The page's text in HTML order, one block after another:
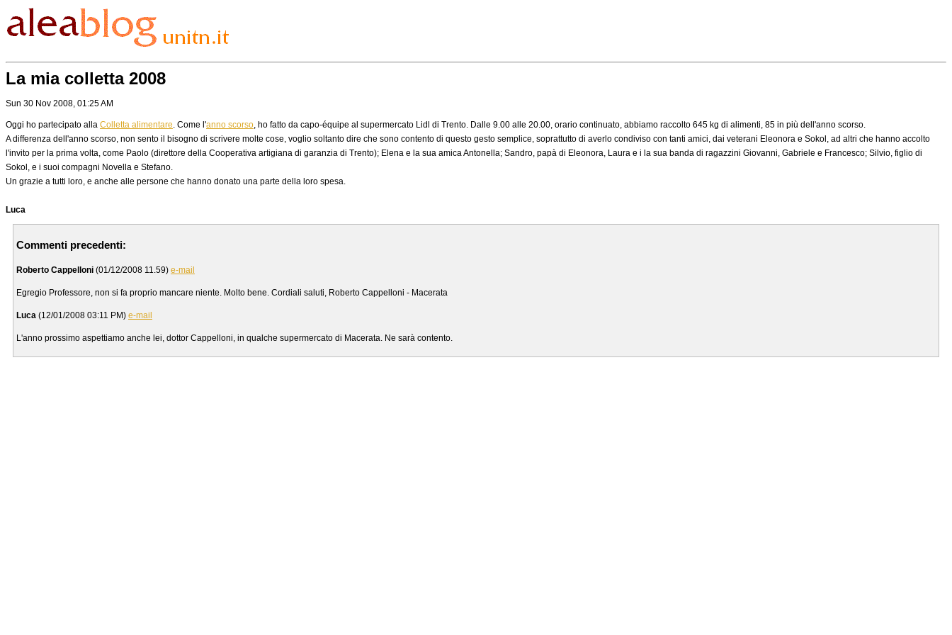
La mia colletta 2008
Sun 30 Nov 2008, 01:25 AM
Oggi ho partecipato alla Colletta alimentare. Come l'anno scorso, ho fatto da capo-équipe al supermercato Lidl di Trento. Dalle 9.00 alle 20.00, orario continuato, abbiamo raccolto 645 kg di alimenti, 85 in più dell'anno scorso.
A differenza dell'anno scorso, non sento il bisogno di scrivere molte cose, voglio soltanto dire che sono contento di questo gesto semplice, soprattutto di averlo condiviso con tanti amici, dai veterani Eleonora e Sokol, ad altri che hanno accolto
l'invito per la prima volta, come Paolo (direttore della Cooperativa artigiana di garanzia di Trento); Elena e la sua amica Antonella; Sandro, papà di Eleonora, Laura e i la sua banda di ragazzini Giovanni, Gabriele e Francesco; Silvio, figlio di
Sokol, e i suoi compagni Novella e Stefano.
Un grazie a tutti loro, e anche alle persone che hanno donato una parte della loro spesa.
Luca
Commenti precedenti:
Roberto Cappelloni (01/12/2008 11.59) e-mail
Egregio Professore, non si fa proprio mancare niente. Molto bene. Cordiali saluti, Roberto Cappelloni - Macerata
Luca (12/01/2008 03:11 PM) e-mail
L'anno prossimo aspettiamo anche lei, dottor Cappelloni, in qualche supermercato di Macerata. Ne sarà contento.